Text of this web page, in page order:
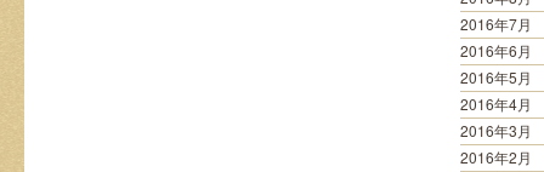
2016年7月
2016年6月
2016年5月
2016年4月
2016年3月
2016年2月